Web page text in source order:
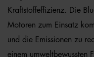
Kraftstoffeffizienz. Die
Motoren zum Einsatz
und die Emissionen zu
einem umweltbewussten